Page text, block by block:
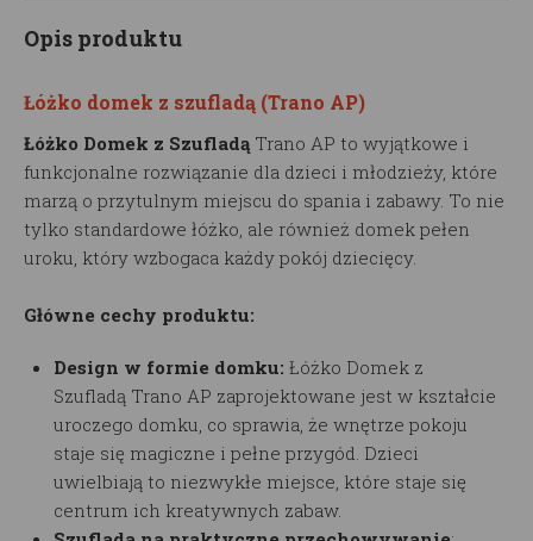
Opis produktu
Łóżko domek z szufladą (Trano AP)
Łóżko Domek z Szufladą Trano AP to wyjątkowe i
funkcjonalne rozwiązanie dla dzieci i młodzieży, które
marzą o przytulnym miejscu do spania i zabawy. To nie
tylko standardowe łóżko, ale również domek pełen
uroku, który wzbogaca każdy pokój dziecięcy.
Główne cechy produktu:
Design w formie domku: Łóżko Domek z
Szufladą Trano AP zaprojektowane jest w kształcie
uroczego domku, co sprawia, że wnętrze pokoju
staje się magiczne i pełne przygód. Dzieci
uwielbiają to niezwykłe miejsce, które staje się
centrum ich kreatywnych zabaw.